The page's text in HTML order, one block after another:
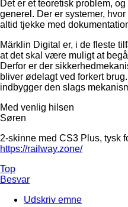
Det er et teoretisk problem,
generel. Der er systemer,
altid tjekke med
Märklin Digital er, i de fleste
at det skal være muligt at
Derfor er der
bliver ødelagt ved forkert
indbygger den slags
Med venlig hilsen
Søren
2-skinne med CS3 Plus, tysk
https://railway.zone/
Top
Besvar
Udskriv emne